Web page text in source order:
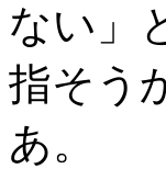
ない」
指そう
あ。